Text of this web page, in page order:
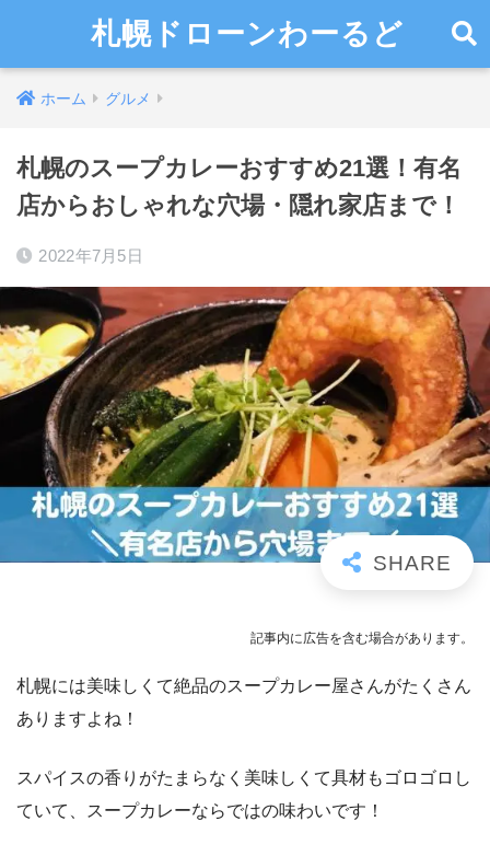
札幌ドローンわーるど
ホーム グルメ
札幌のスープカレーおすすめ21選！有名
店からおしゃれな穴場・隠れ家店まで！
2022年7月5日
記事内に広告を含む場合があります。
札幌には美味しくて絶品のスープカレー屋さんがたくさん
ありますよね！
スパイスの香りがたまらなく美味しくて具材もゴロゴロし
ていて、スープカレーならではの味わいです！